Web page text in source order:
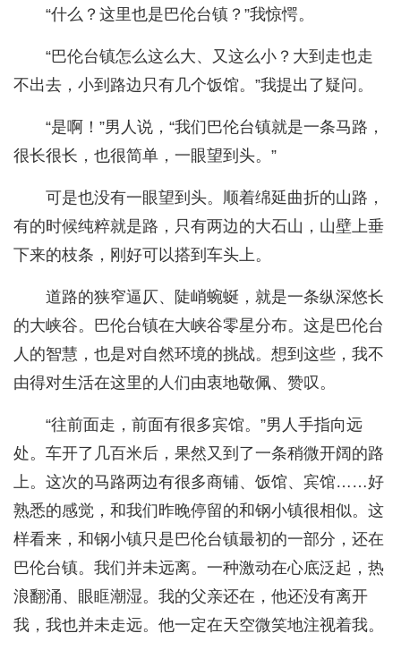
“什么？这里也是巴伦台镇？”我惊愕。
“巴伦台镇怎么这么大、又这么小？大到走也走
不出去，小到路边只有几个饭馆。”我提出了疑问。
“是啊！”男人说，“我们巴伦台镇就是一条马路，
很长很长，也很简单，一眼望到头。”
可是也没有一眼望到头。顺着绵延曲折的山路，
有的时候纯粹就是路，只有两边的大石山，山壁上垂
下来的枝条，刚好可以搭到车头上。
道路的狭窄逼仄、陡峭蜿蜒，就是一条纵深悠长
的大峡谷。巴伦台镇在大峡谷零星分布。这是巴伦台
人的智慧，也是对自然环境的挑战。想到这些，我不
由得对生活在这里的人们由衷地敬佩、赞叹。
“往前面走，前面有很多宾馆。”男人手指向远
处。车开了几百米后，果然又到了一条稍微开阔的路
上。这次的马路两边有很多商铺、饭馆、宾馆……好
熟悉的感觉，和我们昨晚停留的和钢小镇很相似。这
样看来，和钢小镇只是巴伦台镇最初的一部分，还在
巴伦台镇。我们并未远离。一种激动在心底泛起，热
浪翻涌、眼眶潮湿。我的父亲还在，他还没有离开
我，我也并未走远。他一定在天空微笑地注视着我。